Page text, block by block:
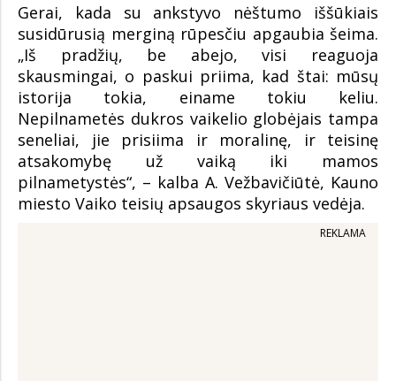
Gerai, kada su ankstyvo nėštumo iššūkiais
susidūrusią merginą rūpesčiu apgaubia šeima.
„Iš pradžių, be abejo, visi reaguoja
skausmingai, o paskui priima, kad štai: mūsų
istorija tokia, einame tokiu keliu.
Nepilnametės dukros vaikelio globėjais tampa
seneliai, jie prisiima ir moralinę, ir teisinę
atsakomybę už vaiką iki mamos
pilnametystės“, – kalba A. Vežbavičiūtė, Kauno
miesto Vaiko teisių apsaugos skyriaus vedėja.
REKLAMA